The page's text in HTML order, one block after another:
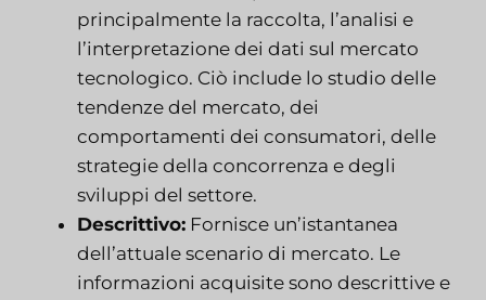
principalmente la raccolta, l’analisi e
l’interpretazione dei dati sul mercato
tecnologico. Ciò include lo studio delle
tendenze del mercato, dei
comportamenti dei consumatori, delle
strategie della concorrenza e degli
sviluppi del settore.
Descrittivo: Fornisce un’istantanea
dell’attuale scenario di mercato. Le
informazioni acquisite sono descrittive e